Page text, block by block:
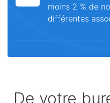
moins 2 % de
différentes
De votre